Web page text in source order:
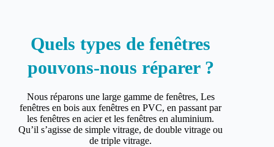
Quels types de fenêtres
pouvons-nous réparer ?
Nous réparons une large gamme de fenêtres, Les
fenêtres en bois aux fenêtres en PVC, en passant par
les fenêtres en acier et les fenêtres en aluminium.
Qu’il s’agisse de simple vitrage, de double vitrage ou
de triple vitrage.